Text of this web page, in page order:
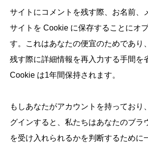
サイトにコメントを残す際、お名前、
サイトを Cookie に保存することにオ
す。これはあなたの便宜のためであり
残す際に詳細情報を再入力する手間を
Cookie は1年間保持されます。
もしあなたがアカウントを持っており
グインすると、私たちはあなたのブラ
を受け入れられるかを判断するために